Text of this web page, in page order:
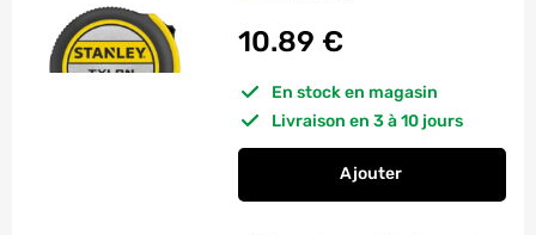
10.89 €
En stock en magasin
Livraison en 3 à 10 jours
Ajouter
Mètre ruban